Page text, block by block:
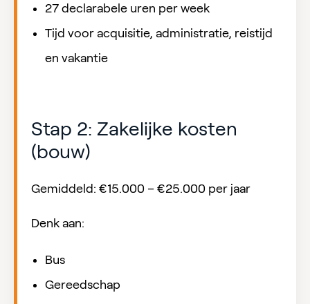
27 declarabele uren per week
Tijd voor acquisitie, administratie, reistijd
en vakantie
Stap 2: Zakelijke kosten
(bouw)
Gemiddeld: €15.000 – €25.000 per jaar
Denk aan:
Bus
Gereedschap